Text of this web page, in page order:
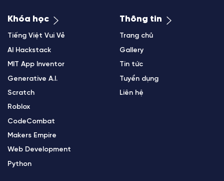
Khóa học
Tiếng Việt Vui Vẻ
AI Hackstack
MIT App Inventor
Generative A.I.
Scratch
Roblox
CodeCombat
Makers Empire
Web Development
Python
Thông tin
Trang chủ
Gallery
Tin tức
Tuyển dụng
Liên hệ